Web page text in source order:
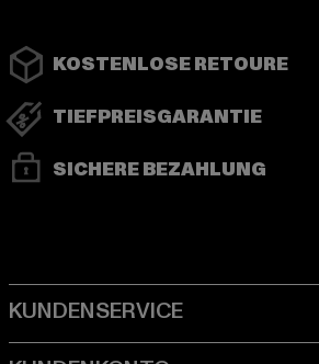
KOSTENLOSE RETOURE
TIEFPREISGARANTIE
SICHERE BEZAHLUNG